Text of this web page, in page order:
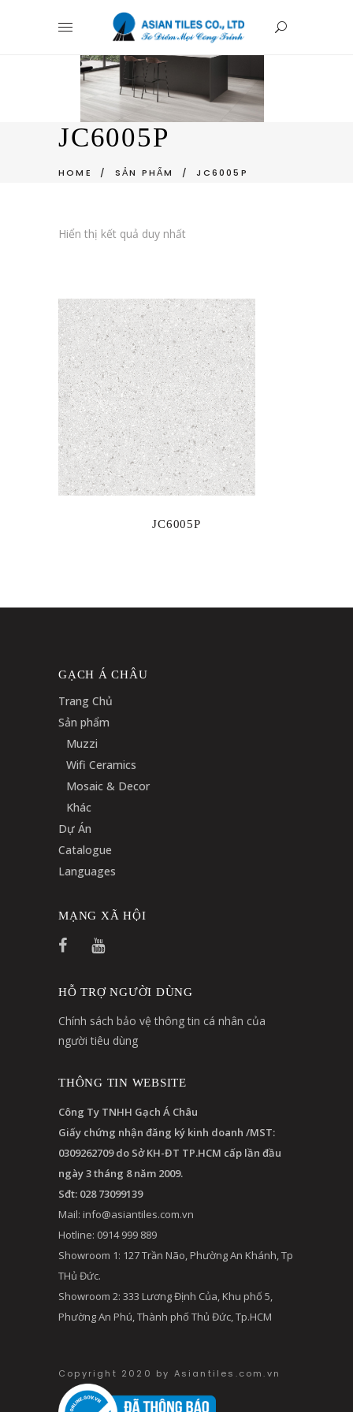
JC6005P
HOME / SẢN PHẨM /JC6005P
Hiển thị kết quả duy nhất
JC6005P
GẠCH Á CHÂU
Trang Chủ
Sản phẩm
Muzzi
Wifi Ceramics
Mosaic & Decor
Khác
Dự Án
Catalogue
Languages
MẠNG XÃ HỘI
HỖ TRỢ NGƯỜI DÙNG
Chính sách bảo vệ thông tin cá nhân của
người tiêu dùng
THÔNG TIN WEBSITE
Công Ty TNHH Gạch Á Châu
Giấy chứng nhận đăng ký kinh doanh /MST:
0309262709 do Sở KH-ĐT TP.HCM cấp lần đầu
ngày 3 tháng 8 năm 2009.
Sđt: 028 73099139
Mail: info@asiantiles.com.vn
Hotline: 0914 999 889
Showroom 1: 127 Trần Não, Phường An Khánh, Tp
THủ Đức.
Showroom 2: 333 Lương Định Của, Khu phố 5,
Phường An Phú, Thành phố Thủ Đức, Tp.HCM
Copyright 2020 by Asiantiles.com.vn